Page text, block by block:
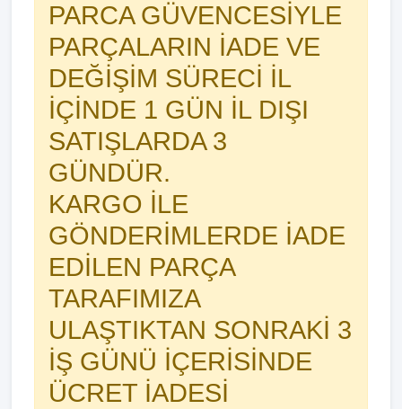
PARCA GÜVENCESİYLE
PARÇALARIN İADE VE
DEĞİŞİM SÜRECİ İL
İÇİNDE 1 GÜN İL DIŞI
SATIŞLARDA 3
GÜNDÜR.
KARGO İLE
GÖNDERİMLERDE İADE
EDİLEN PARÇA
TARAFIMIZA
ULAŞTIKTAN SONRAKİ 3
İŞ GÜNÜ İÇERİSİNDE
ÜCRET İADESİ